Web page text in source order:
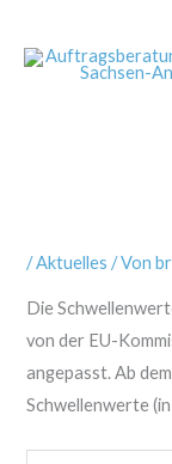
Inhalt
/Aktuelles / Von
Die
von der EU-
angepasst. Ab
Schwellenwerte